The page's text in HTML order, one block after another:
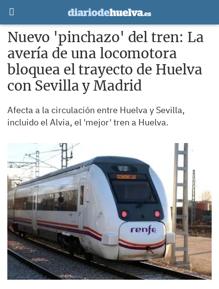
Nuevo 'pinchazo' del tren: La
avería de una locomotora
bloquea el trayecto de Huelva
con Sevilla y Madrid
Afecta a la circulación entre Huelva y Sevilla,
incluido el Alvia, el 'mejor' tren a Huelva.